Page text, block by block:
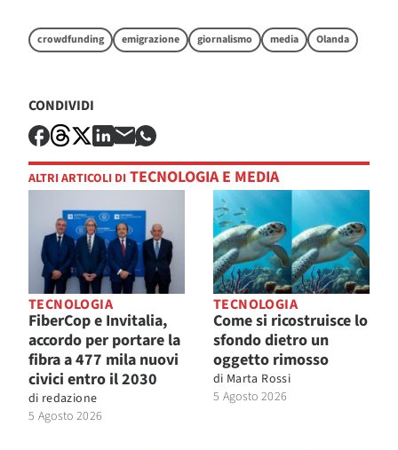
crowdfunding emigrazione giornalismo media Olanda
CONDIVIDI
ALTRI ARTICOLI DI TECNOLOGIA E MEDIA
TECNOLOGIA
FiberCop e Invitalia,
accordo per portare la
fibra a 477 mila nuovi
civici entro il 2030
di redazione
5 Agosto 2026
TECNOLOGIA
Come si ricostruisce lo
sfondo dietro un
oggetto rimosso
di Marta Rossi
5 Agosto 2026